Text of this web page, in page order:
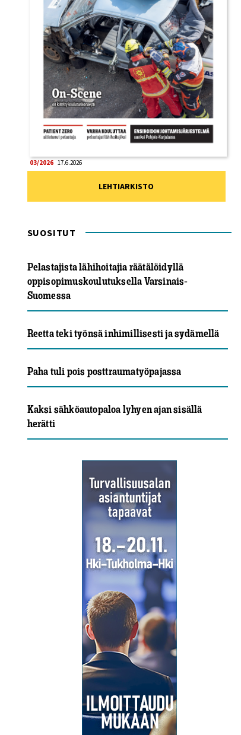
03/2026 17.6.2026
LEHTIARKISTO
SUOSITUT
Pelastajista lähihoitajia räätälöidyllä
oppisopimuskoulutuksella Varsinais-
Suomessa
Reetta teki työnsä inhimillisesti ja sydämellä
Paha tuli pois posttraumatyöpajassa
Kaksi sähköautopaloa lyhyen ajan sisällä
herätti